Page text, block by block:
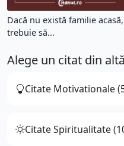
Dacă nu există familie acasă,
trebuie să...
Alege un citat din
Citate Motivationale
Citate Spiritualitate